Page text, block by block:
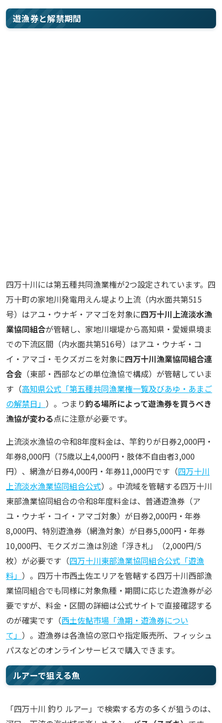
遊漁券と解禁期間
四万十川には第五種共同漁業権が2つ設定されています。四
万十町の家地川発電用えん堤より上流（内水面共第515
号）はアユ・ウナギ・アマゴを対象に四万十川上流淡水漁
業協同組合が管轄し、家地川堰堤から高知県・愛媛県境ま
での下流区間（内水面共第516号）はアユ・ウナギ・コ
イ・アマゴ・モクズガニを対象に四万十川漁業協同組合連
合会 （東部・西部などの単位漁協で構成）が管轄していま
す（高知県公式「第五種共同漁業権一覧及びあゆ・あまご
の解禁日」 ）。つまり釣る場所によって遊漁券を買うべき
漁協が変わる点に注意が必要です。
上流淡水漁協の令和8年度料金は、竿釣りが日券2,000円・
年券8,000円（75歳以上4,000円・肢体不自由者3,000
円）、網漁が日券4,000円・年券11,000円です（四万十川
上流淡水漁業協同組合公式）。中流域を管轄する四万十川
東部漁業協同組合の令和8年度料金は、普通遊漁券（ア
ユ・ウナギ・コイ・アマゴ対象）が日券2,000円・年券
8,000円、特別遊漁券（網漁対象）が日券5,000円・年券
10,000円、モクズガニ漁は別途「浮き札」（2,000円/5
枚）が必要です（四万十川東部漁業協同組合公式「遊漁
料」 ）。四万十市西土佐エリアを管轄する四万十川西部漁
業協同組合でも同様に対象魚種・期間に応じた遊漁券が必
要ですが、料金・区間の詳細は公式サイトで直接確認する
のが確実です（西土佐鮎市場「漁期・遊漁券につい
て」 ）。遊漁券は各漁協の窓口や指定販売所、フィッシュ
パスなどのオンラインサービスで購入できます。
ルアーで狙える魚
「四万十川 釣り ルアー」で検索する方の多くが狙うのは、